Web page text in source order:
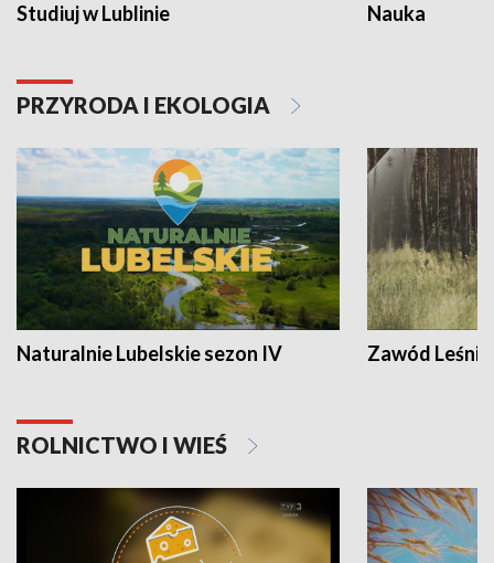
Studiuj w Lublinie Nauka
PRZYRODA I EKOLOGIA
Naturalnie Lubelskie sezon IV Zawód Leśnik
ROLNICTWO I WIEŚ